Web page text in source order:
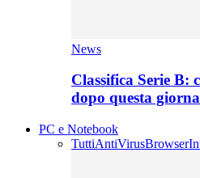
News
Classifica Serie B:
dopo questa
PC e Notebook
TuttiAntiVirusBrowser